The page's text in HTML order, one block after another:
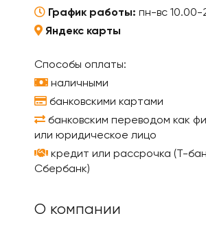
График работы: пн-вс 10.00-
Яндекс карты
Способы оплаты:
наличными
банковскими картами
банковским переводом как
или юридическое лицо
кредит или рассрочка (Т-
Сбербанк)
О компании